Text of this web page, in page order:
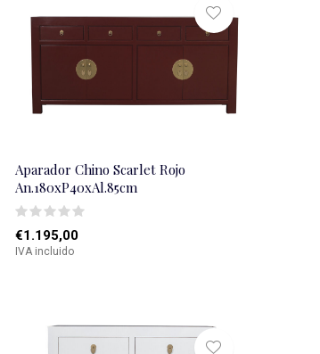
Aparador Chino Scarlet Rojo
An.180xP40xAl.85cm
€1.195,00
IVA incluido